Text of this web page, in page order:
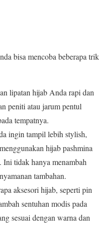
bisa mencoba beberapa trik
lipatan hijab Anda rapi dan
peniti atau jarum pentul
tempatnya.
ingin tampil lebih stylish,
hijab pashmina
tidak hanya menambah
tambahan.
aksesori hijab, seperti pin
sentuhan modis pada
sesuai dengan warna dan